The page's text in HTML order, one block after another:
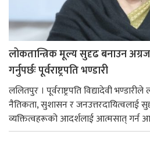
लोकतान्त्रिक मूल्य सुदृढ बनाउन
गर्नुपर्छः पूर्वराष्ट्रपति भण्डारी
ललितपुर । पूर्वराष्ट्रपति विद्यादेवी
नैतिकता, सुशासन र जनउत्तरदायित्वलाई
व्यक्तित्वहरूको आदर्शलाई आत्मसात् गर्न